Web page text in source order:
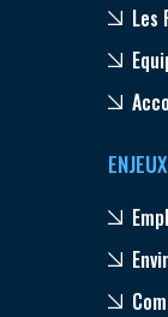
Les
ENJEUX